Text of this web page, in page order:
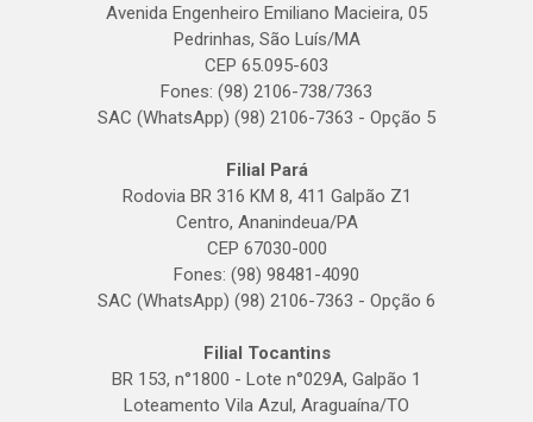
Avenida Engenheiro Emiliano Macieira, 05
Pedrinhas, São Luís/MA
CEP 65.095-603
Fones: (98) 2106-738/7363
SAC (WhatsApp) (98) 2106-7363 - Opção 5
Filial Pará
Rodovia BR 316 KM 8, 411 Galpão Z1
Centro, Ananindeua/PA
CEP 67030-000
Fones: (98) 98481-4090
SAC (WhatsApp) (98) 2106-7363 - Opção 6
Filial Tocantins
BR 153, n°1800 - Lote n°029A, Galpão 1
Loteamento Vila Azul, Araguaína/TO